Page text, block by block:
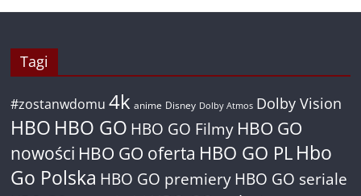
Tagi
#zostanwdomu 4k anime Disney Dolby Atmos Dolby Vision
HBO HBO GO HBO GO Filmy HBO GO
nowości HBO GO oferta HBO GO PL Hbo
Go Polska HBO GO premiery HBO GO seriale